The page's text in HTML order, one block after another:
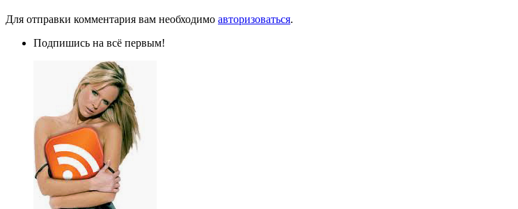
Для отправки комментария вам необходимо авторизоваться.
Подпишись на всё первым!